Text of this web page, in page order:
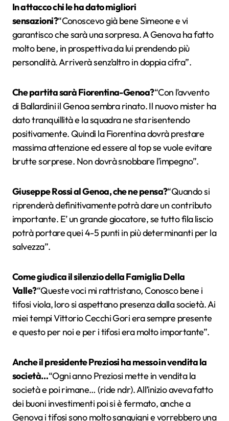
In attacco chi le ha dato migliori
sensazioni?“Conoscevo già bene Simeone e vi
garantisco che sarà una sorpresa. A Genova ha fatto
molto bene, in prospettiva da lui prendendo più
personalità. Arriverà senz’altro in doppia cifra”.
Che partita sarà Fiorentina-Genoa?“Con l’avvento
di Ballardini il Genoa sembra rinato. Il nuovo mister ha
dato tranquillità e la squadra ne sta risentendo
positivamente. Quindi la Fiorentina dovrà prestare
massima attenzione ed essere al top se vuole evitare
brutte sorprese. Non dovrà snobbare l’impegno”.
Giuseppe Rossi al Genoa, che ne pensa?“Quando si
riprenderà definitivamente potrà dare un contributo
importante. E’ un grande giocatore, se tutto fila liscio
potrà portare quei 4-5 punti in più determinanti per la
salvezza”.
Come giudica il silenzio della Famiglia Della
Valle?“Queste voci mi rattristano, Conosco bene i
tifosi viola, loro si aspettano presenza dalla società. Ai
miei tempi Vittorio Cecchi Gori era sempre presente
e questo per noi e per i tifosi era molto importante”.
Anche il presidente Preziosi ha messo in vendita la
società…“Ogni anno Preziosi mette in vendita la
società e poi rimane… (ride ndr). All’inizio aveva fatto
dei buoni investimenti poi si è fermato, anche a
Genova i tifosi sono molto sanguigni e vorrebbero una